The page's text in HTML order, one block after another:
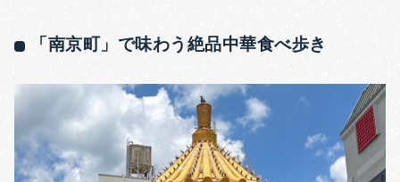
「南京町」で味わう絶品中華食べ歩き